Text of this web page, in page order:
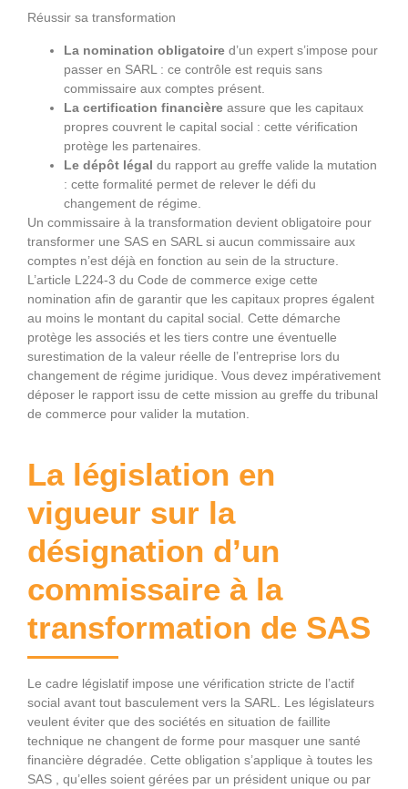
Réussir sa transformation
La nomination obligatoire d’un expert s’impose pour
passer en SARL : ce contrôle est requis sans
commissaire aux comptes présent.
La certification financière assure que les capitaux
propres couvrent le capital social : cette vérification
protège les partenaires.
Le dépôt légal du rapport au greffe valide la mutation
: cette formalité permet de relever le défi du
changement de régime.
Un commissaire à la transformation devient obligatoire pour
transformer une SAS en SARL si aucun commissaire aux
comptes n’est déjà en fonction au sein de la structure.
L’article L224-3 du Code de commerce exige cette
nomination afin de garantir que les capitaux propres égalent
au moins le montant du capital social. Cette démarche
protège les associés et les tiers contre une éventuelle
surestimation de la valeur réelle de l’entreprise lors du
changement de régime juridique. Vous devez impérativement
déposer le rapport issu de cette mission au greffe du tribunal
de commerce pour valider la mutation.
La législation en
vigueur sur la
désignation d’un
commissaire à la
transformation de SAS
Le cadre législatif impose une vérification stricte de l’actif
social avant tout basculement vers la SARL. Les législateurs
veulent éviter que des sociétés en situation de faillite
technique ne changent de forme pour masquer une santé
financière dégradée. Cette obligation s’applique à toutes les
SAS , qu’elles soient gérées par un président unique ou par